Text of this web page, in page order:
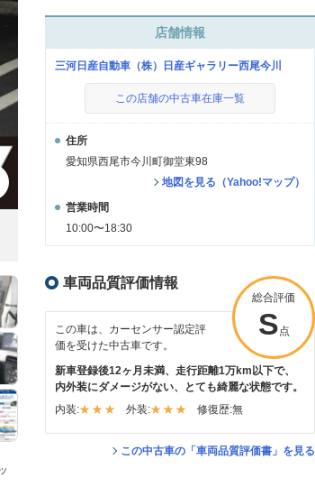
店舗情報
三河日産自動車（株）日産ギャラリー西尾今川
この店舗の中古車在庫一覧
住所
愛知県西尾市今川町御堂東98
地図を見る（Yahoo!マップ）
営業時間
10:00〜18:30
車両品質評価情報
総合評価
S点
この車は、カーセンサー認定評
価を受けた中古車です。
新車登録後12ヶ月未満、走行距離1万km以下で、
内外装にダメージがない、とても綺麗な状態です。
内装:
外装: 修復歴:無
この中古車の「車両品質評価書」を見る